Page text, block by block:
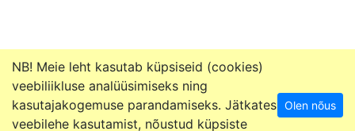
Kontakt • Hambaarst.ee © 2001-2026
NB! Meie leht kasutab küpsiseid (cookies)
veebiliikluse analüüsimiseks ning
kasutajakogemuse parandamiseks. Jätkates
veebilehe kasutamist, nõustud küpsiste
Olen nõus